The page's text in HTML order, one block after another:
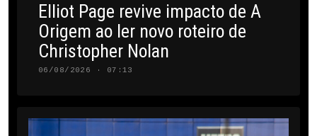
Elliot Page revive impacto de A
Origem ao ler novo roteiro de
Christopher Nolan
06/08/2026 · 07:13